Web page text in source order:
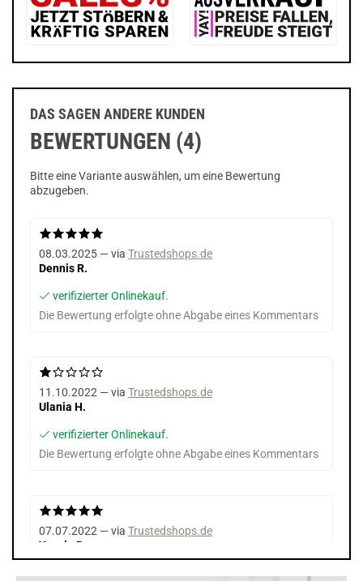
DAS SAGEN ANDERE KUNDEN
BEWERTUNGEN (4)
Bitte eine Variante auswählen, um eine Bewertung
abzugeben.
08.03.2025 — via Trustedshops.de
Dennis R.
verifizierter Onlinekauf.
Die Bewertung erfolgte ohne Abgabe eines Kommentars
11.10.2022 — via Trustedshops.de
Ulania H.
verifizierter Onlinekauf.
Die Bewertung erfolgte ohne Abgabe eines Kommentars
07.07.2022 — via Trustedshops.de
Yassin B.
verifizierter Onlinekauf.